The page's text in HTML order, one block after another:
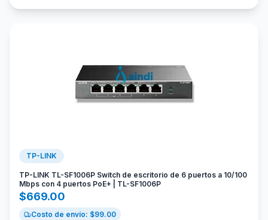
TP-LINK
TP-LINK TL-SF1006P Switch de escritorio de 6 puertos a 10/100
Mbps con 4 puertos PoE+ | TL-SF1006P
$669.00
Costo de envío: $99.00